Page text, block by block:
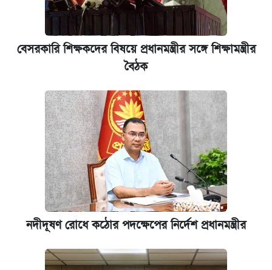
বেসরকারি শিক্ষকদের বিষয়ে প্রধানমন্ত্রীর সঙ্গে শিক্ষামন্ত্রীর
বৈঠক
নদীদূষণ রোধে কঠোর পদক্ষেপের নির্দেশ প্রধানমন্ত্রীর